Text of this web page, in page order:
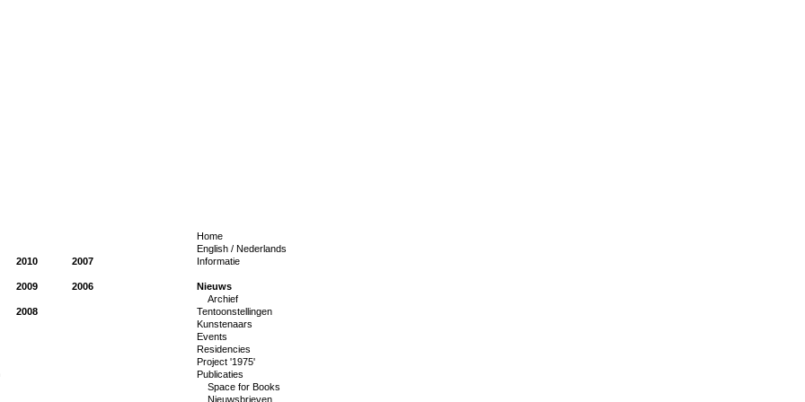
2010
2009
2008
2007
2006
Home
English / Nederlands
Informatie
Nieuws
Archief
Tentoonstellingen
Kunstenaars
Events
Residencies
Project '1975'
Publicaties
Space for Books
Nieuwsbrieven